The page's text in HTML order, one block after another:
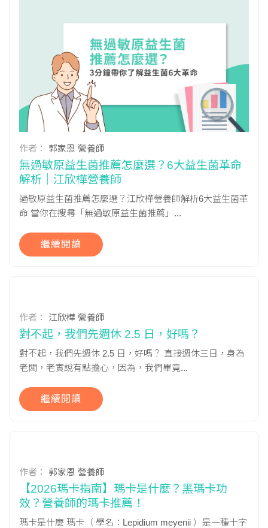
作者： 郭家恩 營養師
無過敏原益生菌推薦怎麼選？6大益生菌革命
解析｜江欣樺營養師
過敏原益生菌推薦怎麼選？江欣樺營養師解析6大益生菌革
命 當你在搜尋「無過敏原益生菌推薦」...
繼續閱讀
作者： 江欣樺 營養師
對不起，我們先週休 2.5 日，好嗎？
對不起，我們先週休 2.5 日，好嗎？ 直接週休三日，身為
老闆，老實說有點擔心，因為，我們畢竟...
繼續閱讀
作者： 郭家恩 營養師
【2026瑪卡指南】瑪卡是什麼？黑瑪卡功
效？營養師的瑪卡推薦！
瑪卡是什麼 瑪卡（ 學名：Lepidium meyenii ）是一種十字